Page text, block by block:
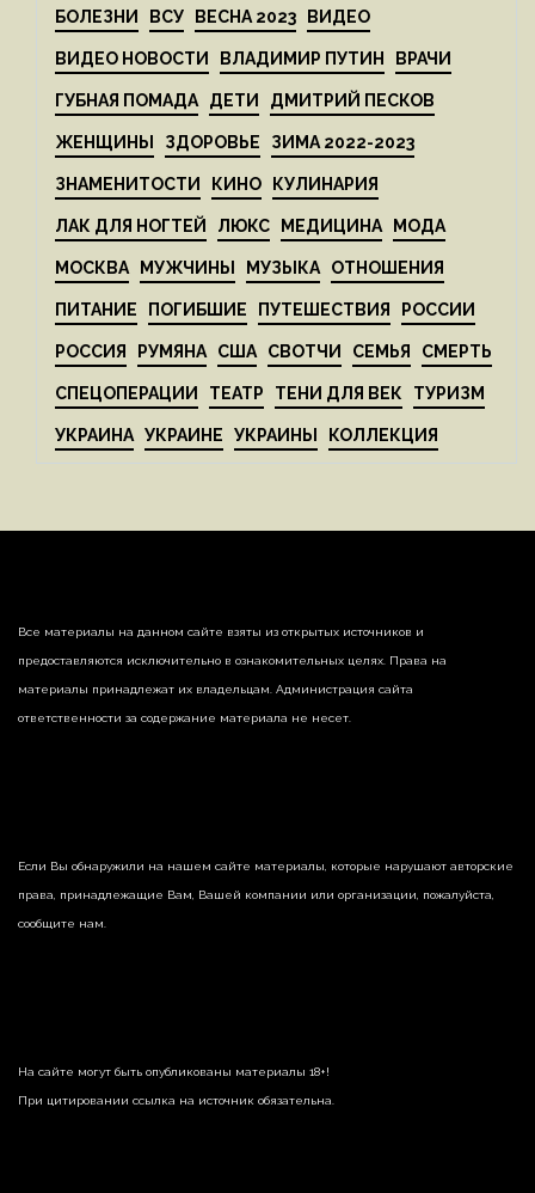
БОЛЕЗНИ ВСУ ВЕСНА 2023 ВИДЕО
ВИДЕО НОВОСТИ ВЛАДИМИР ПУТИН ВРАЧИ
ГУБНАЯ ПОМАДА ДЕТИ ДМИТРИЙ ПЕСКОВ
ЖЕНЩИНЫ ЗДОРОВЬЕ ЗИМА 2022-2023
ЗНАМЕНИТОСТИ КИНО КУЛИНАРИЯ
ЛАК ДЛЯ НОГТЕЙ ЛЮКС МЕДИЦИНА МОДА
МОСКВА МУЖЧИНЫ МУЗЫКА ОТНОШЕНИЯ
ПИТАНИЕ ПОГИБШИЕ ПУТЕШЕСТВИЯ РОССИИ
РОССИЯ РУМЯНА США СВОТЧИ СЕМЬЯ СМЕРТЬ
СПЕЦОПЕРАЦИИ ТЕАТР ТЕНИ ДЛЯ ВЕК ТУРИЗМ
УКРАИНА УКРАИНЕ УКРАИНЫ КОЛЛЕКЦИЯ
Все материалы на данном сайте взяты из открытых источников и
предоставляются исключительно в ознакомительных целях. Права на
материалы принадлежат их владельцам. Администрация сайта
ответственности за содержание материала не несет.
Если Вы обнаружили на нашем сайте материалы, которые нарушают авторские
права, принадлежащие Вам, Вашей компании или организации, пожалуйста,
сообщите нам.
На сайте могут быть опубликованы материалы 18+!
При цитировании ссылка на источник обязательна.